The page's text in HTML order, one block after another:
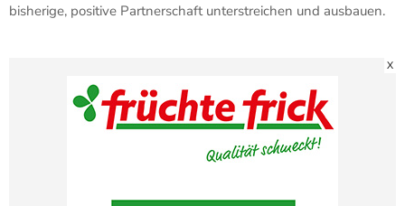
bisherige, positive Partnerschaft unterstreichen und ausbauen.
X